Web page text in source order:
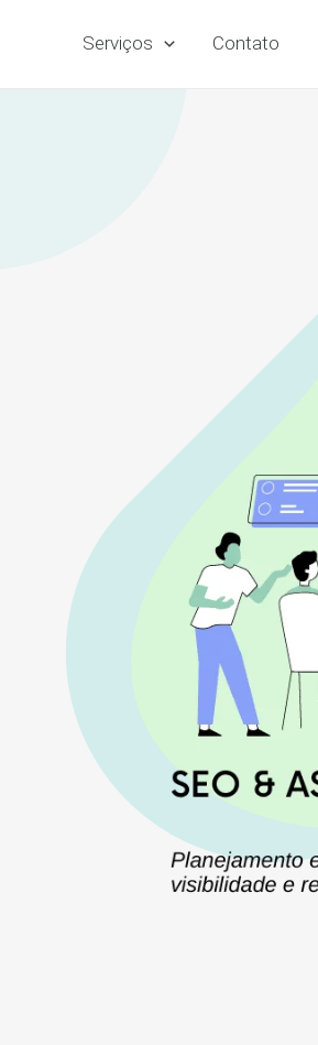
Serviços Contato